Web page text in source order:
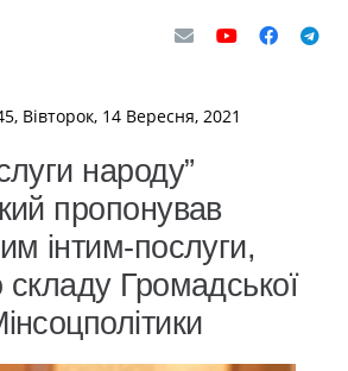
Вівторок, 14 Вересня, 2021
народу”
пропонував
інтим-послуги,
Громадської